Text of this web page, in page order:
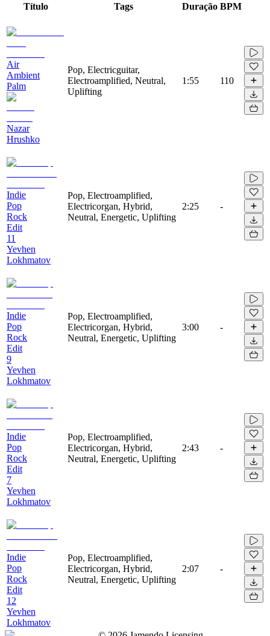
Título Tags Duração BPM
Air
Ambient
Palm
Nazar
Hrushko
Pop, Electricguitar,
Electroamplified, Neutral,
Uplifting
1:55 110
Indie
Pop
Rock
Edit
11
Yevhen
Lokhmatov
Pop, Electroamplified,
Electricorgan, Hybrid,
Neutral, Energetic, Uplifting
2:25 -
Indie
Pop
Rock
Edit
9
Yevhen
Lokhmatov
Pop, Electroamplified,
Electricorgan, Hybrid,
Neutral, Energetic, Uplifting
3:00 -
Indie
Pop
Rock
Edit
7
Yevhen
Lokhmatov
Pop, Electroamplified,
Electricorgan, Hybrid,
Neutral, Energetic, Uplifting
2:43 -
Indie
Pop
Rock
Edit
12
Yevhen
Lokhmatov
Pop, Electroamplified,
Electricorgan, Hybrid,
Neutral, Energetic, Uplifting
2:07 -